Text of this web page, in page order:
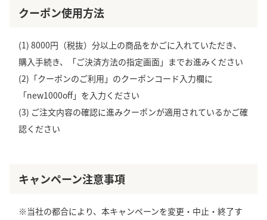
クーポン使用方法
(1) 8000円（税抜）分以上の商品をかごに入れていただき、
購入手続き、「ご決済方法の指定画面」までお進みください
(2)「クーポンのご利用」のクーポンコード入力欄に
「new1000off」を入力ください
(3) ご注文内容の確認に進みクーポンが適用されているかご確
認ください
キャンペーン注意事項
※当社の都合により、本キャンペーンを変更・中止・終了す